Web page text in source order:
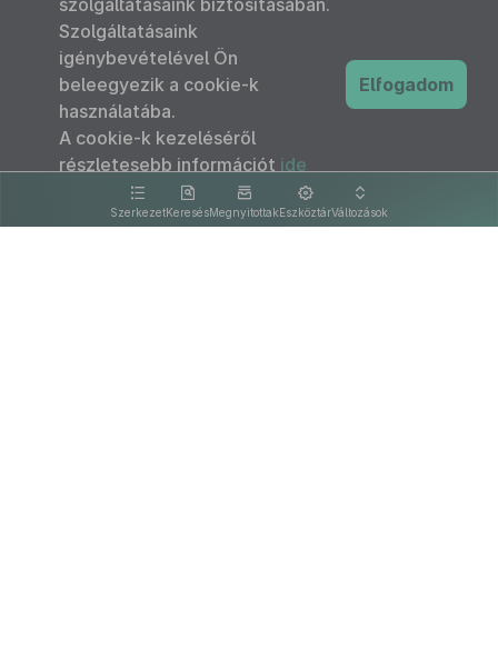
SzerkezetKeresésMegnyitottakEszköztárVáltozások
szolgáltatásaink biztosításában.
Szolgáltatásaink
igénybevételével Ön
beleegyezik a cookie-k
használatába.
A cookie-k kezeléséről
részletesebb információt ide
kattintva olvashat.
Elfogadom